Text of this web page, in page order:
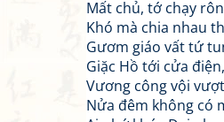
Mất chủ, tớ chạy
Khó mà chia nhau
Gươm giáo vất tứ
Giặc Hồ tới cửa điện,
Vương công vội
Nửa đêm không có